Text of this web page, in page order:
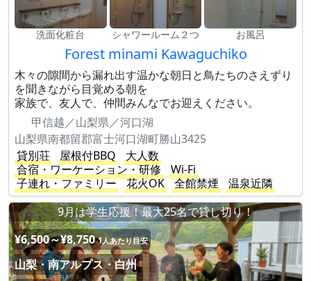
洗面化粧台 シャワールーム２つ お風呂
Forest minami Kawaguchiko
木々の隙間から漏れ出す温かな朝日と鳥たちのさえずり
を聞きながら目覚める朝を
家族で、友人で、仲間みんなでお迎えください。
甲信越／山梨県／河口湖
山梨県南都留郡富士河口湖町勝山3425
貸別荘
屋根付BBQ
大人数
合宿・ワーケーション・研修
Wi-Fi
子連れ・ファミリー
花火OK 全館禁煙
温泉近隣
9月は学生応援！最大25名で貸し切り！
¥6,500～¥8,750 1人あたり目安
山梨・南アルプス・白州